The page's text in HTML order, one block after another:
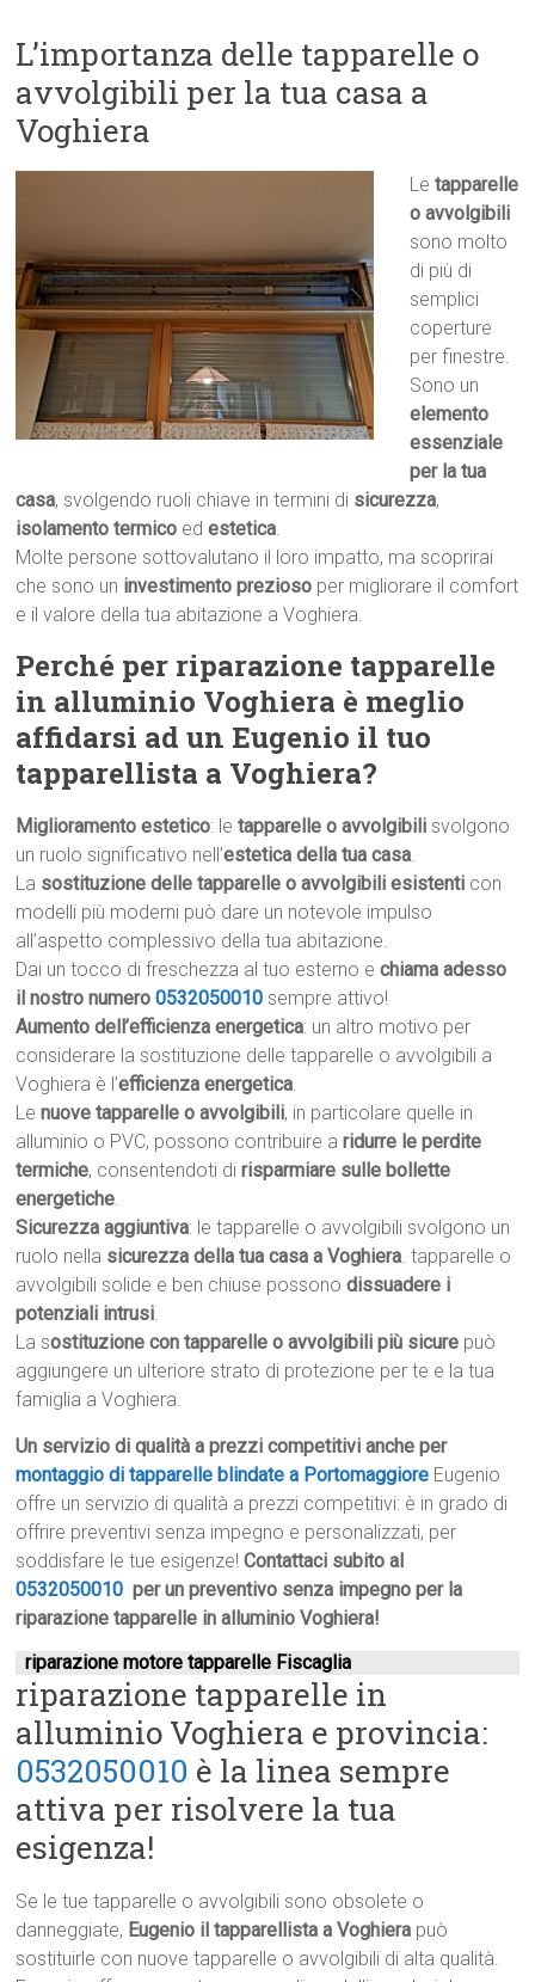
L’importanza delle tapparelle o
avvolgibili per la tua casa a
Voghiera
Letapparelle
o avvolgibili
sono molto
di più di
semplici
coperture
per finestre.
Sono un
elemento
essenziale
per la tua
casa, svolgendo ruoli chiave in termini di sicurezza,
isolamento termico edestetica.
Molte persone sottovalutano il loro impatto, ma scoprirai
che sono un investimento prezioso per migliorare il comfort
e il valore della tua abitazione a Voghiera.
Perché per riparazione tapparelle
in alluminio Voghiera è meglio
affidarsi ad un Eugenio il tuo
tapparellista a Voghiera?
Miglioramento estetico: letapparelle o avvolgibili svolgono
un ruolo significativo nell’estetica della tua casa.
La sostituzione delle tapparelle o avvolgibili esistenti con
modelli più moderni può dare un notevole impulso
all’aspetto complessivo della tua abitazione.
Dai un tocco di freschezza al tuo esterno echiama adesso
il nostro numero0532050010 sempre attivo!
Aumento dell’efficienza energetica: un altro motivo per
considerare la sostituzione delle tapparelle o avvolgibili a
Voghiera è l’efficienza energetica.
Lenuove tapparelle o avvolgibili, in particolare quelle in
alluminio o PVC, possono contribuire aridurre le perdite
termiche, consentendoti dirisparmiare sulle bollette
energetiche.
Sicurezza aggiuntiva: le tapparelle o avvolgibili svolgono un
ruolo nella sicurezza della tua casa a Voghiera. tapparelle o
avvolgibili solide e ben chiuse possonodissuadere i
potenziali intrusi.
La sostituzione con tapparelle o avvolgibili più sicure può
aggiungere un ulteriore strato di protezione per te e la tua
famiglia a Voghiera.
Un servizio di qualità a prezzi competitivi anche per
montaggio di tapparelle blindate a Portomaggiore Eugenio
offre un servizio di qualità a prezzi competitivi: è in grado di
offrire preventivi senza impegno e personalizzati, per
soddisfare le tue esigenze!Contattaci subito al
0532050010 per un preventivo senza impegno per la
riparazione tapparelle in alluminio Voghiera!
riparazione motore tapparelle Fiscaglia
riparazione tapparelle in
alluminio Voghiera e provincia:
0532050010 è la linea sempre
attiva per risolvere la tua
esigenza!
Se le tue tapparelle o avvolgibili sono obsolete o
danneggiate, Eugenio il tapparellista a Voghiera può
sostituirle con nuove tapparelle o avvolgibili di alta qualità.